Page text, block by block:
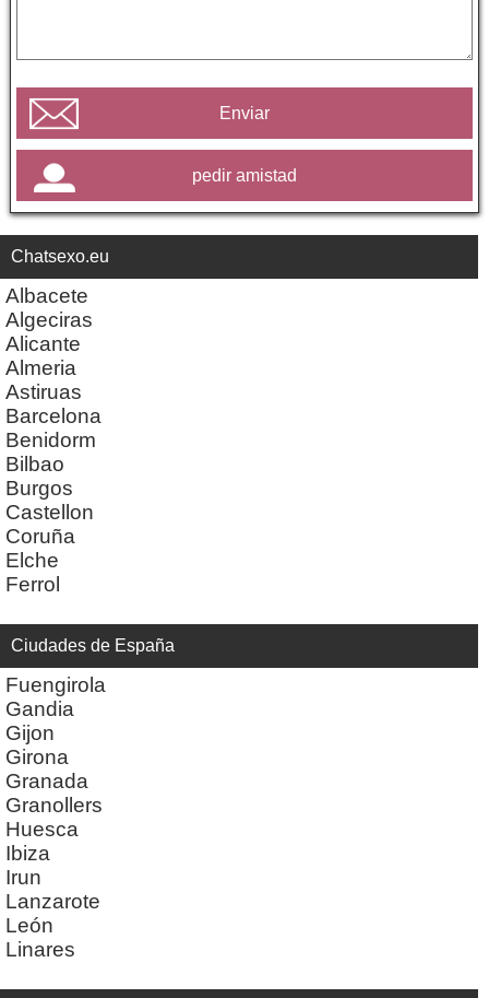
Enviar
pedir amistad
Chatsexo.eu
Albacete
Algeciras
Alicante
Almeria
Astiruas
Barcelona
Benidorm
Bilbao
Burgos
Castellon
Coruña
Elche
Ferrol
Ciudades de España
Fuengirola
Gandia
Gijon
Girona
Granada
Granollers
Huesca
Ibiza
Irun
Lanzarote
León
Linares